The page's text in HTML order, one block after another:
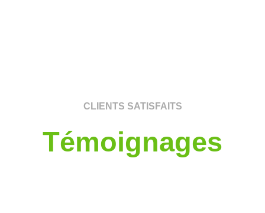
CLIENTS SATISFAITS
Témoignages